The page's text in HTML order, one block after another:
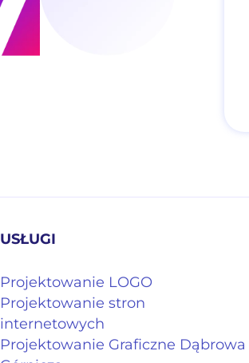
USŁUGI
Projektowanie LOGO
Projektowanie stron
internetowych
Projektowanie Graficzne Dąbrowa